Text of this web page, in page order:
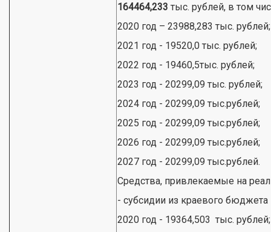
164464,233 тыс. рублей, в том
2020 год – 23988,283 тыс. рублей;
2021 год - 19520,0 тыс. рублей;
2022 год - 19460,5тыс. рублей;
2023 год - 20299,09 тыс. рублей;
2024 год - 20299,09 тыс.рублей;
2025 год - 20299,09 тыс.рублей;
2026 год - 20299,09 тыс.рублей;
2027 год - 20299,09 тыс.рублей.
Средства, привлекаемые на
- субсидии из краевого
2020 год - 19364,503 тыс. рублей;